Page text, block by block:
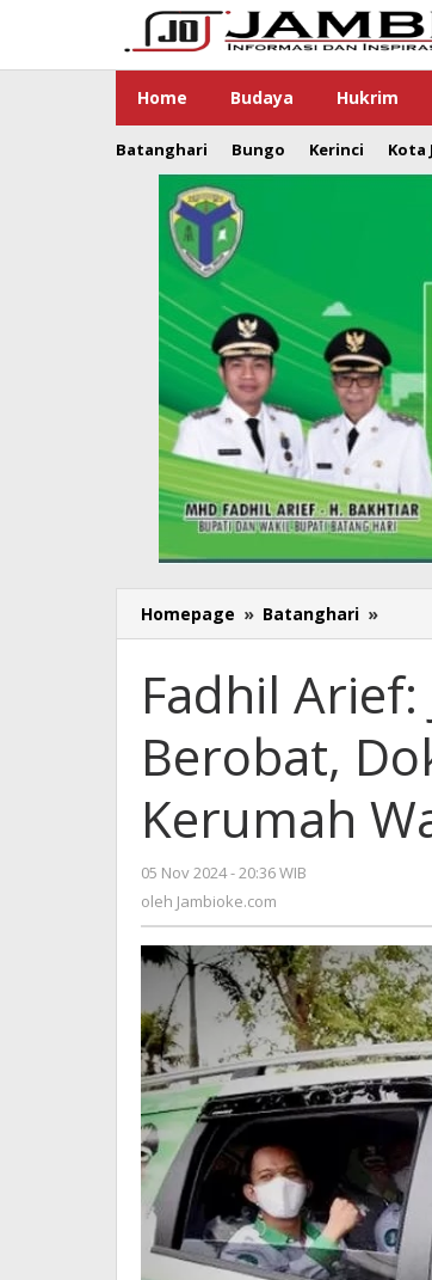
Home Budaya Hukrim
Batanghari Bungo Kerinci Kota
Homepage » Batanghari »
Arief:
Tidak
Siap
Fadhil
Berobat,
Kerumah
05 Nov 2024 - 20:36 WIB
oleh Jambioke.com